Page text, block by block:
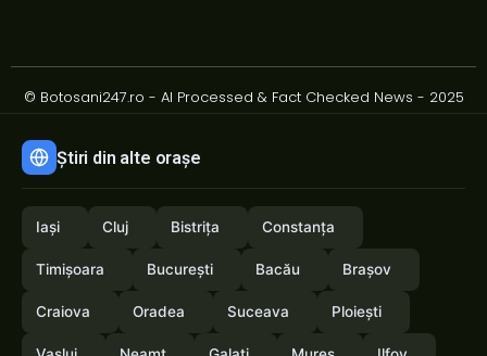
© Botosani247.ro - AI Processed & Fact Checked News - 2025
Știri din alte orașe
Iași Cluj Bistrița Constanța
Timișoara București Bacău Brașov
Craiova Oradea Suceava Ploiești